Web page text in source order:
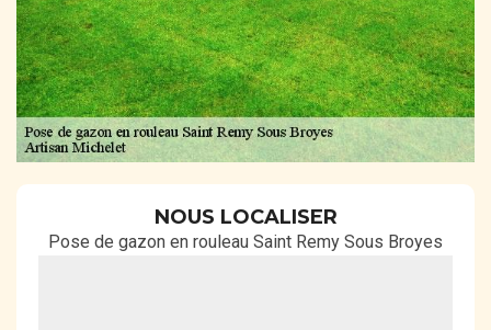
NOUS LOCALISER
Pose de gazon en rouleau Saint Remy Sous Broyes